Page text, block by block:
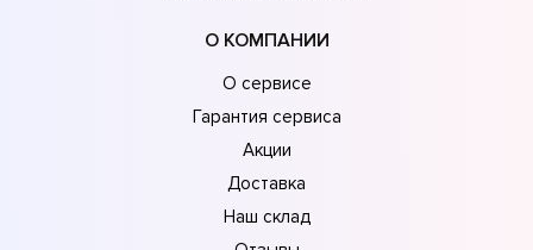
О КОМПАНИИ
О сервисе
Гарантия сервиса
Акции
Доставка
Наш склад